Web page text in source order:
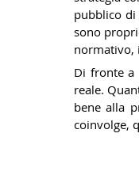
pubblico di
sono
normativo,
Di fronte a
reale.
bene alla
coinvolge,